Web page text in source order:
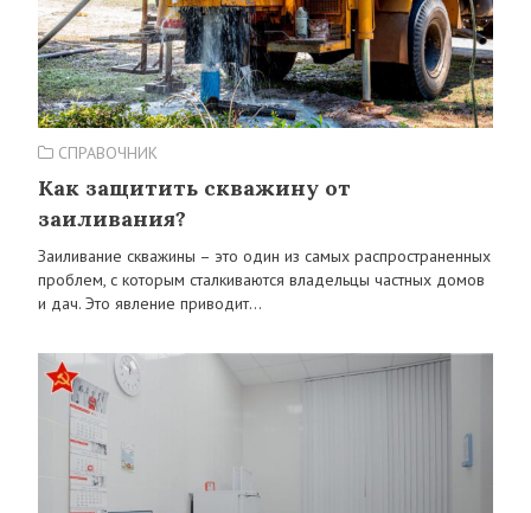
СПРАВОЧНИК
Как защитить скважину от
заиливания?
Заиливание скважины – это один из самых распространенных
проблем, с которым сталкиваются владельцы частных домов
и дач. Это явление приводит…